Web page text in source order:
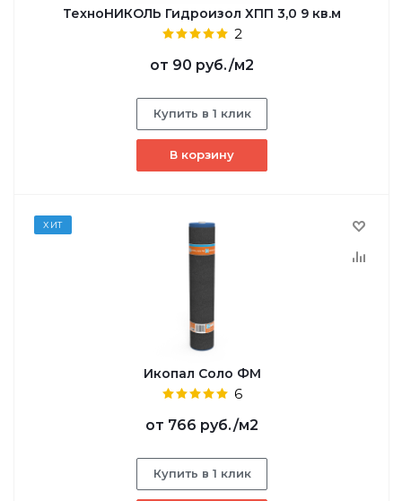
ТехноНИКОЛЬ Гидроизол ХПП 3,0 9 кв.м
2
от 90 руб./м2
Купить в 1 клик
В корзину
ХИТ
Икопал Соло ФМ
6
от 766 руб./м2
Купить в 1 клик